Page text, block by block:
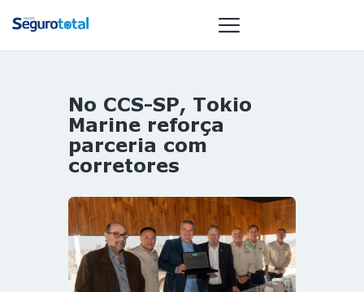
NOTÍCIAS
REVISTA
ESPECIAIS
OURO
ST SUMMIT
MULHERES
GESTORAS
No CCS-SP, Tokio
Marine reforça
parceria com
corretores